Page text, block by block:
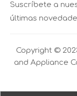
Suscríbete a
últimas
Copyright ©
and Appliance